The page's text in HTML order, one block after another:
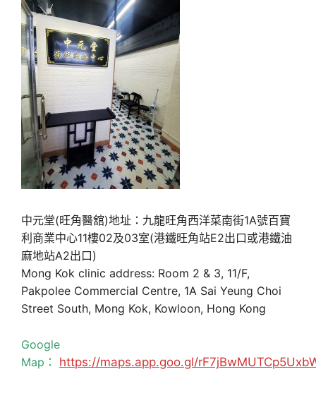
中元堂(旺角醫舘)地址：九龍旺角西洋菜南街1A號百寶
利商業中心11樓02及03室(港鐵旺角站E2出口或港鐵油
麻地站A2出口)
Mong Kok clinic address: Room 2 & 3, 11/F,
Pakpolee Commercial Centre, 1A Sai Yeung Choi
Street South, Mong Kok, Kowloon, Hong Kong
Google
Map： https://maps.app.goo.gl/